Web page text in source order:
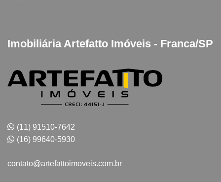
Imobiliária Artefatto Imóveis - Franca/SP
(11) 91510-7642
(16) 99640-5930
contato@artefattoimoveis.com.br